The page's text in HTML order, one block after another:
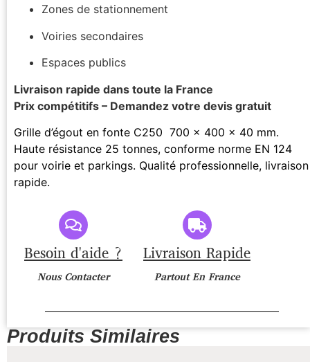
Zones de stationnement
Voiries secondaires
Espaces publics
Livraison rapide dans toute la France
Prix compétitifs – Demandez votre devis gratuit
Grille d’égout en fonte C250 700 x 400 x 40 mm.
Haute résistance 25 tonnes, conforme norme EN 124
pour voirie et parkings. Qualité professionnelle, livraison
rapide.
Besoin d'aide ?
Nous Contacter
Livraison Rapide
Partout En France
Produits Similaires